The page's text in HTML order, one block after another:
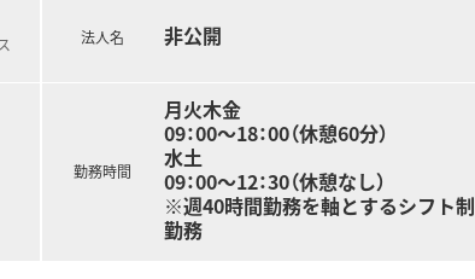
法人名 非公開
勤務時間
月火木金
09：00～18：00（休憩60分）
水土
09：00～12：30（休憩なし）
※週40時間勤務を軸とするシフト制
勤務